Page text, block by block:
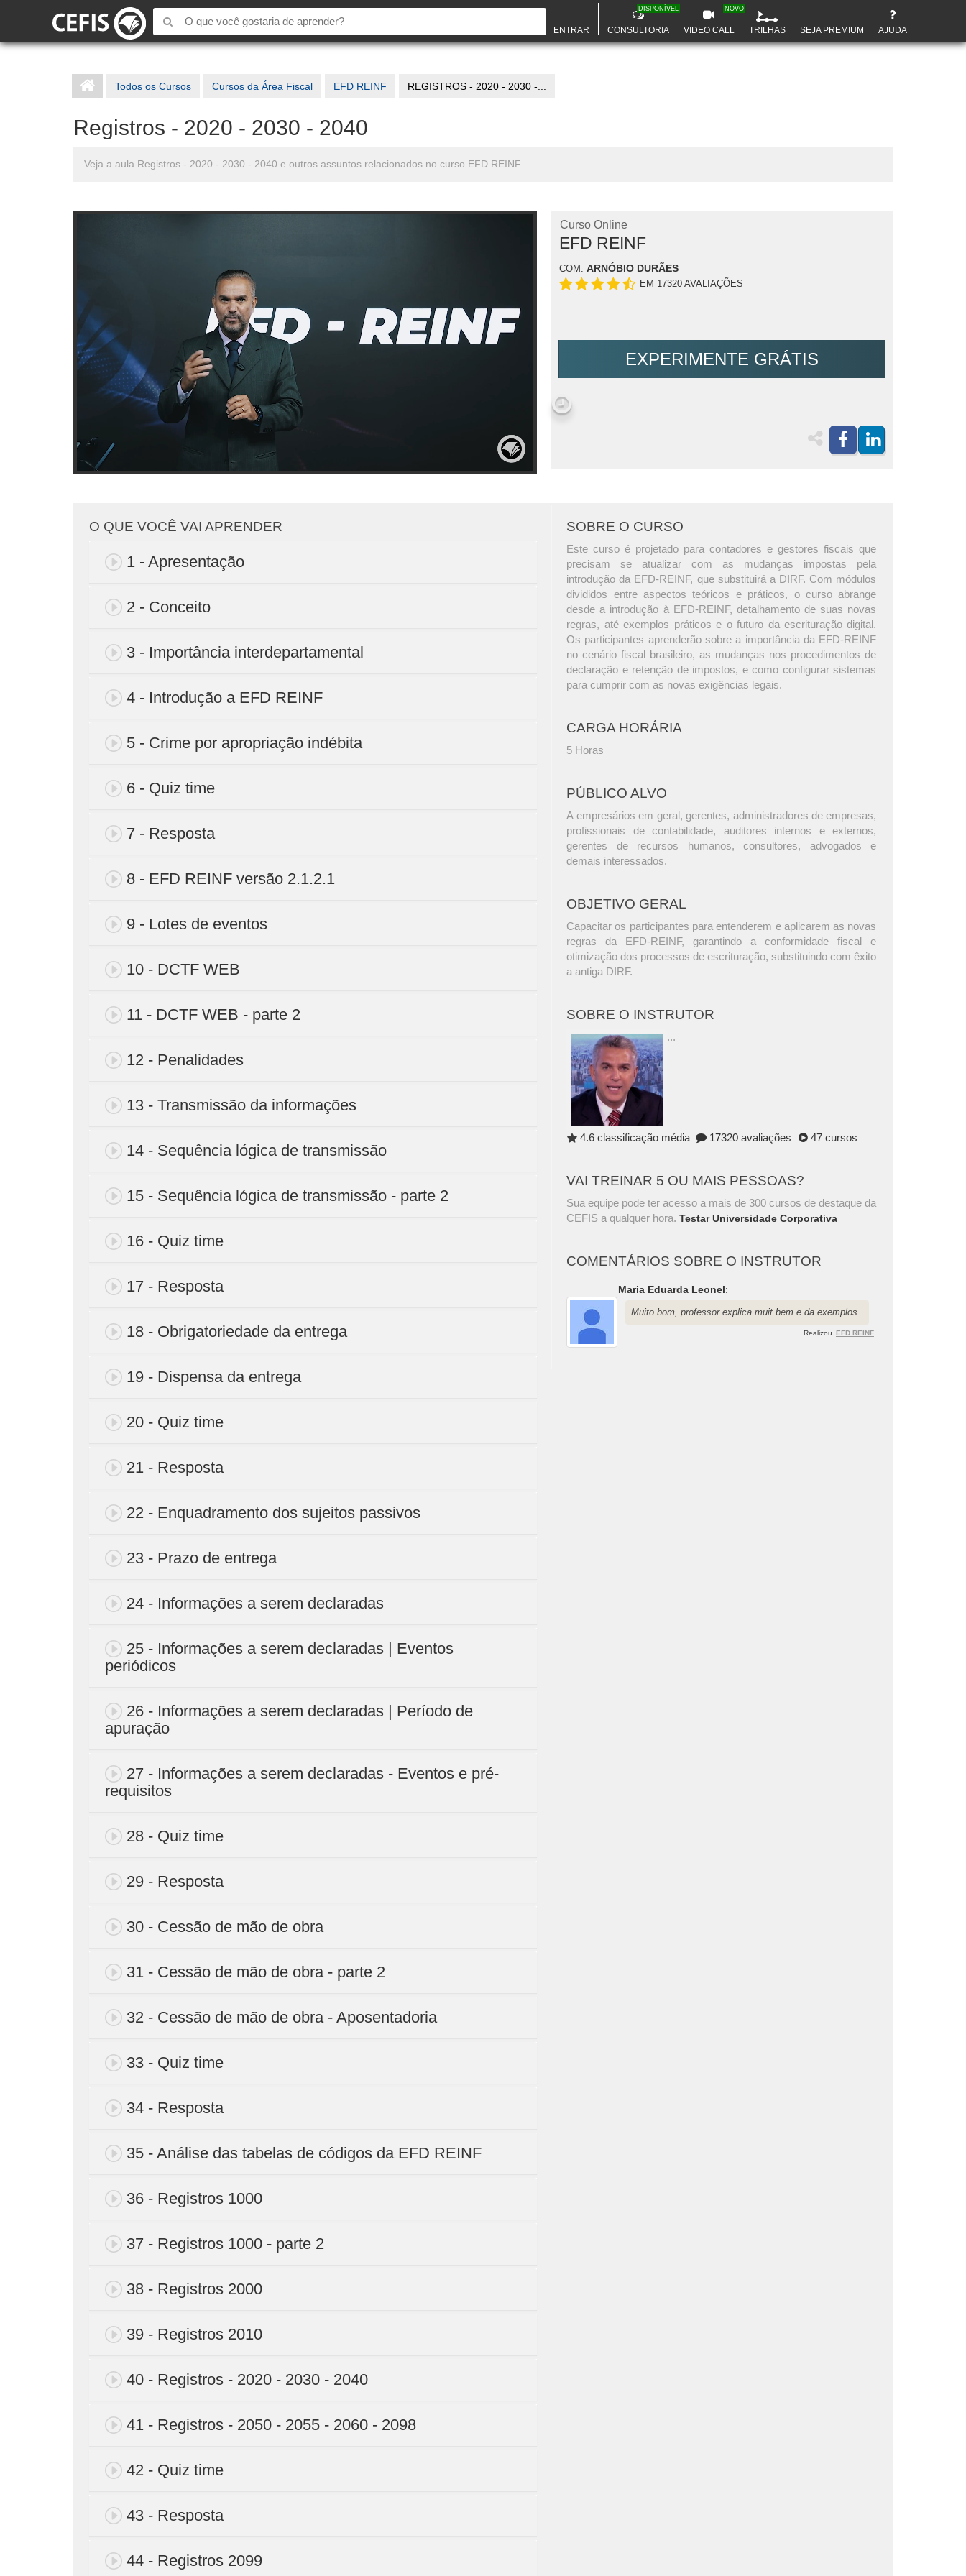
ENTRAR CONSULTORIA
DISPONÍVEL
VIDEO CALL
NOVO
TRILHAS SEJA PREMIUM AJUDA
Todos os Cursos Cursos da Área Fiscal EFD REINF REGISTROS - 2020 - 2030 -...
Registros - 2020 - 2030 - 2040
Veja a aula Registros - 2020 - 2030 - 2040 e outros assuntos relacionados no curso EFD REINF
Curso Online
EFD REINF
COM: ARNÓBIO DURÃES
EM 17320 AVALIAÇÕES
EXPERIMENTE GRÁTIS
O QUE VOCÊ VAI APRENDER
1 - Apresentação
2 - Conceito
3 - Importância interdepartamental
4 - Introdução a EFD REINF
5 - Crime por apropriação indébita
6 - Quiz time
7 - Resposta
8 - EFD REINF versão 2.1.2.1
9 - Lotes de eventos
10 - DCTF WEB
11 - DCTF WEB - parte 2
12 - Penalidades
13 - Transmissão da informações
14 - Sequência lógica de transmissão
15 - Sequência lógica de transmissão - parte 2
16 - Quiz time
17 - Resposta
18 - Obrigatoriedade da entrega
19 - Dispensa da entrega
20 - Quiz time
21 - Resposta
22 - Enquadramento dos sujeitos passivos
23 - Prazo de entrega
24 - Informações a serem declaradas
25 - Informações a serem declaradas | Eventos
periódicos
26 - Informações a serem declaradas | Período de
apuração
27 - Informações a serem declaradas - Eventos e pré-
requisitos
28 - Quiz time
29 - Resposta
30 - Cessão de mão de obra
31 - Cessão de mão de obra - parte 2
32 - Cessão de mão de obra - Aposentadoria
33 - Quiz time
34 - Resposta
35 - Análise das tabelas de códigos da EFD REINF
36 - Registros 1000
37 - Registros 1000 - parte 2
38 - Registros 2000
39 - Registros 2010
40 - Registros - 2020 - 2030 - 2040
41 - Registros - 2050 - 2055 - 2060 - 2098
42 - Quiz time
43 - Resposta
44 - Registros 2099
SOBRE O CURSO
Este curso é projetado para contadores e gestores fiscais que
precisam se atualizar com as mudanças impostas pela
introdução da EFD-REINF, que substituirá a DIRF. Com módulos
divididos entre aspectos teóricos e práticos, o curso abrange
desde a introdução à EFD-REINF, detalhamento de suas novas
regras, até exemplos práticos e o futuro da escrituração digital.
Os participantes aprenderão sobre a importância da EFD-REINF
no cenário fiscal brasileiro, as mudanças nos procedimentos de
declaração e retenção de impostos, e como configurar sistemas
para cumprir com as novas exigências legais.
CARGA HORÁRIA
5 Horas
PÚBLICO ALVO
A empresários em geral, gerentes, administradores de empresas,
profissionais de contabilidade, auditores internos e externos,
gerentes de recursos humanos, consultores, advogados e
demais interessados.
OBJETIVO GERAL
Capacitar os participantes para entenderem e aplicarem as novas
regras da EFD-REINF, garantindo a conformidade fiscal e
otimização dos processos de escrituração, substituindo com êxito
a antiga DIRF.
SOBRE O INSTRUTOR
...
4.6 classificação média 17320 avaliações 47 cursos
VAI TREINAR 5 OU MAIS PESSOAS?
Sua equipe pode ter acesso a mais de 300 cursos de destaque da
CEFIS a qualquer hora.Testar Universidade Corporativa
COMENTÁRIOS SOBRE O INSTRUTOR
Maria Eduarda Leonel:
Muito bom, professor explica muit bem e da exemplos
Realizou EFD REINF